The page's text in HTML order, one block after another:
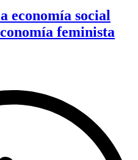
economía social
feminista